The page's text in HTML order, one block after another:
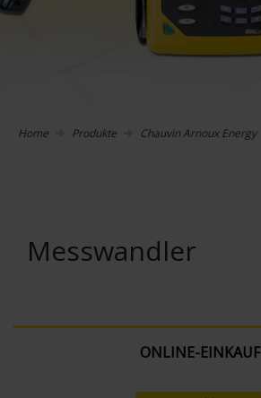
Home Produkte Chauvin Arnoux Energy
Messwandler
ONLINE-EINKAUF